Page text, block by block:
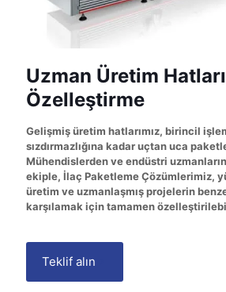
Uzman Üretim
Özelleştirme
Gelişmiş üretim hatlarımız, birincil
sızdırmazlığına kadar uçtan uca
Mühendislerden ve endüstri
ekiple, İlaç Paketleme Çözümlerimiz,
üretim ve uzmanlaşmış projelerin
karşılamak için tamamen
Teklif alın